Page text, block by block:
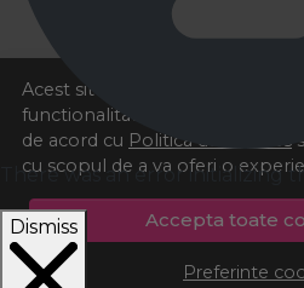
Acest site foloseste cookies
functionalitatea dorita.
de acord cu Politica de cookies
cu scopul de a va oferi o
Accepta toate
Preferinte
There was an error initializing
Dismiss